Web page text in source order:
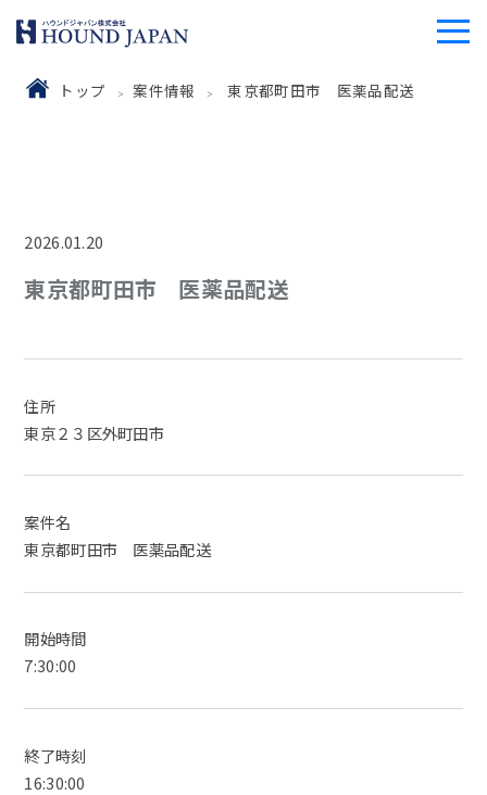
トップ 案件情報 東京都町田市 医薬品配送
2026.01.20
東京都町田市 医薬品配送
住所
東京２３区外町田市
案件名
東京都町田市 医薬品配送
開始時間
7:30:00
終了時刻
16:30:00